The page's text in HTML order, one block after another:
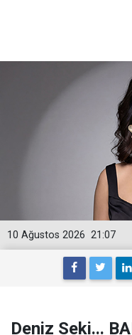
21:07
10 Ağustos 2026
Deniz Seki...